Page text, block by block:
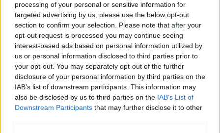
processing of your personal or sensitive information for
targeted advertising by us, please use the below opt-out
section to confirm your selection. Please note that after your
opt-out request is processed you may continue seeing
interest-based ads based on personal information utilized by
us or personal information disclosed to third parties prior to
your opt-out. You may separately opt-out of the further
disclosure of your personal information by third parties on the
IAB’s list of downstream participants. This information may
also be disclosed by us to third parties on the IAB’s List of
Downstream Participants that may further disclose it to other
in base alle decisioni del Governo e alle disponibilità
finanziarie dell’ente erogatore. È fondamentale verificare
sempre le modalità di accesso al bonus psicologo e la
documentazione necessaria per la sua richiesta presso gli
enti competenti. Infine, è auspicabile che questa misura
venga mantenuta anche in futuro e che possa essere
ulteriormente potenziata per garantire un accesso sempre
più ampio alle cure psicologiche, considerando